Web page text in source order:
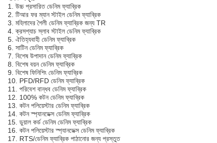
1. উচ্চ প্রসারিত ডেনিম ফ্যাব্রিক
2. টিআর ফর ম্যান স্টাইল ডেনিম ফ্যাব্রিক
3. মহিলাদের শৈলী ডেনিম ফ্যাব্রিক জন্য TR
4. ক্রসশ্যাচ স্লাব স্টাইল ডেনিম ফ্যাব্রিক
5. ঐতিহ্যবাহী ডেনিম ফ্যাব্রিক
6. সাটিন ডেনিম ফ্যাব্রিক
7. বিশেষ উপাদান ডেনিম ফ্যাব্রিক
8. বিশেষ বয়ন ডেনিম ফ্যাব্রিক
9. বিশেষ ফিনিশিং ডেনিম ফ্যাব্রিক
10. PFD/RFD ডেনিম ফ্যাব্রিক
11. পরিবেশ বান্ধব ডেনিম ফ্যাব্রিক
12. 100% কটন ডেনিম ফ্যাব্রিক
13. কটন পলিয়েস্টার ডেনিম ফ্যাব্রিক
14. কটন স্প্যানডেক্স ডেনিম ফ্যাব্রিক
15. ডুয়াল কর্ড ডেনিম ডেনিম ফ্যাব্রিক
16. কটন পলিয়েস্টার স্প্যানডেক্স ডেনিম ফ্যাব্রিক
17. RTS/ডেনিম ফ্যাব্রিক পাঠানোর জন্য প্রস্তুত